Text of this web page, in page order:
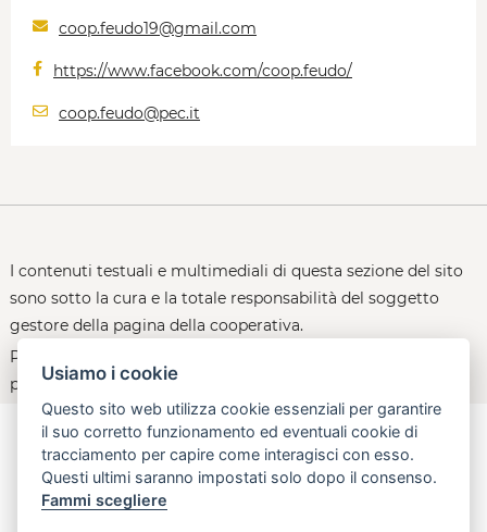
coop.feudo19@gmail.com
https://www.facebook.com/coop.feudo/
coop.feudo@pec.it
I contenuti testuali e multimediali di questa sezione del sito
sono sotto la cura e la totale responsabilità del soggetto
gestore della pagina della cooperativa.
Per le policy d'uso della piattaforma, consultare la
pagina:open.toscana.it/privacy
aperta, innovativa, online
Usiamo i cookie
Questo sito web utilizza cookie essenziali per garantire
il suo corretto funzionamento ed eventuali cookie di
tracciamento per capire come interagisci con esso.
Questi ultimi saranno impostati solo dopo il consenso.
Fammi scegliere